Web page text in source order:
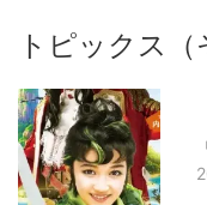
トピックス（